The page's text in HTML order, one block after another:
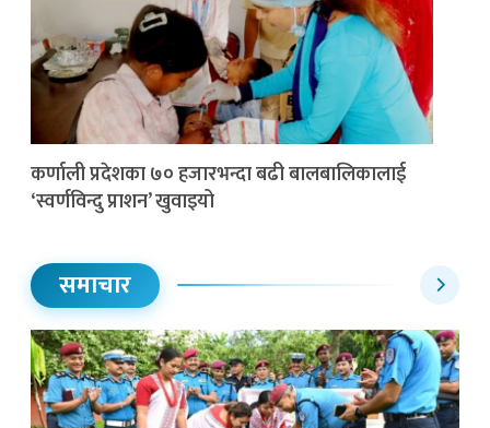
कर्णाली प्रदेशका ७० हजारभन्दा बढी बालबालिकालाई
‘स्वर्णविन्दु प्राशन’ खुवाइयो
समाचार